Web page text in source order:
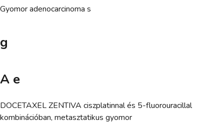
Gyomor adenocarcinoma s
g
A e
DOCETAXEL ZENTIVA ciszplatinnal és 5-fluorouracillal
kombinációban, metasztatikus gyomor